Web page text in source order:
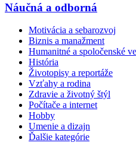
Náučná a odborná
Motivácia a sebarozvoj
Biznis a manažment
Humanitné a spoločenské
História
Životopisy a reportáže
Vzťahy a rodina
Zdravie a životný štýl
Počítače a internet
Hobby
Umenie a dizajn
Ďalšie kategórie